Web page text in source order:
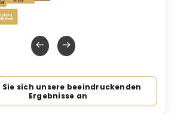
Sie sich unsere beeindruckenden
Ergebnisse an